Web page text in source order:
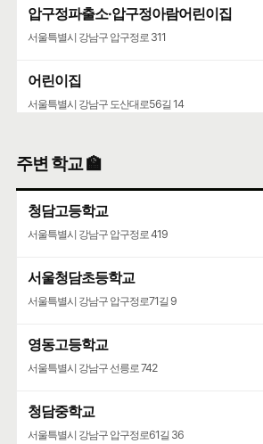
압구정파출소·압구정아람어린이집
서울특별시 강남구 압구정로 311
어린이집
서울특별시 강남구 도산대로56길 14
서울특별시 강남구 압구정로77길 28
주변 학교 🏫
청담고등학교
서울특별시 강남구 압구정로 419
서울청담초등학교
서울특별시 강남구 압구정로71길 9
영동고등학교
서울특별시 강남구 선릉로 742
청담중학교
서울특별시 강남구 압구정로61길 36